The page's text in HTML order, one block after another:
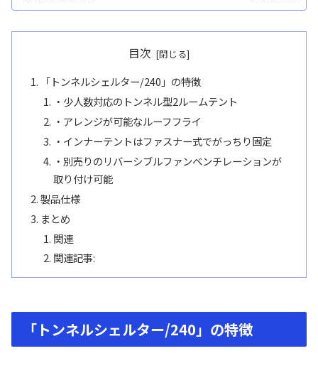
目次
「トンネルシェルター/240」の特徴
・少人数対応のトンネル型2ルームテント
・アレンジが可能なルーフフライ
・インナーテントはファスナー式でがっちり固定
・別売りのリバーシブルファンベンチレーションが
取り付け可能
製品仕様
まとめ
関連
関連記事:
「トンネルシェルター/240」の特徴